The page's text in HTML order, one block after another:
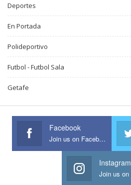
Deportes
En Portada
Polideportivo
Futbol - Futbol Sala
Getafe
Facebook
Join us on Facebook
Instagram